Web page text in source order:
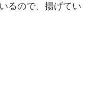
るので、揚げてい